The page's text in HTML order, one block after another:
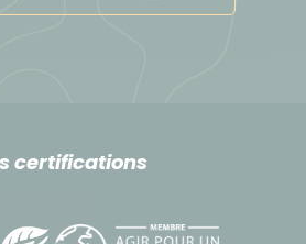
certifications